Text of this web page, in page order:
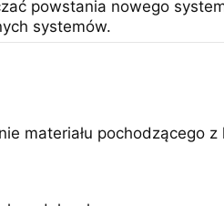
powstania nowego
systemów.
materiału pochodzącego z